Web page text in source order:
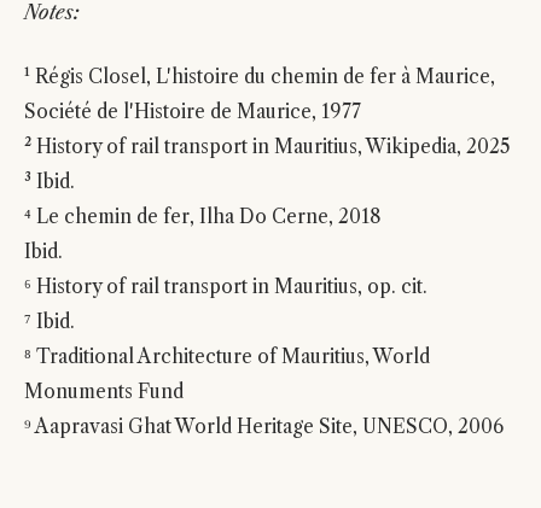
Notes:
¹ Régis Closel, L'histoire du chemin de fer à Maurice,
Société de l'Histoire de Maurice, 1977
² History of rail transport in Mauritius, Wikipedia, 2025
³ Ibid.
⁴ Le chemin de fer, Ilha Do Cerne, 2018
Ibid.
⁶ History of rail transport in Mauritius, op. cit.
⁷ Ibid.
⁸ Traditional Architecture of Mauritius, World
Monuments Fund
⁹ Aapravasi Ghat World Heritage Site, UNESCO, 2006